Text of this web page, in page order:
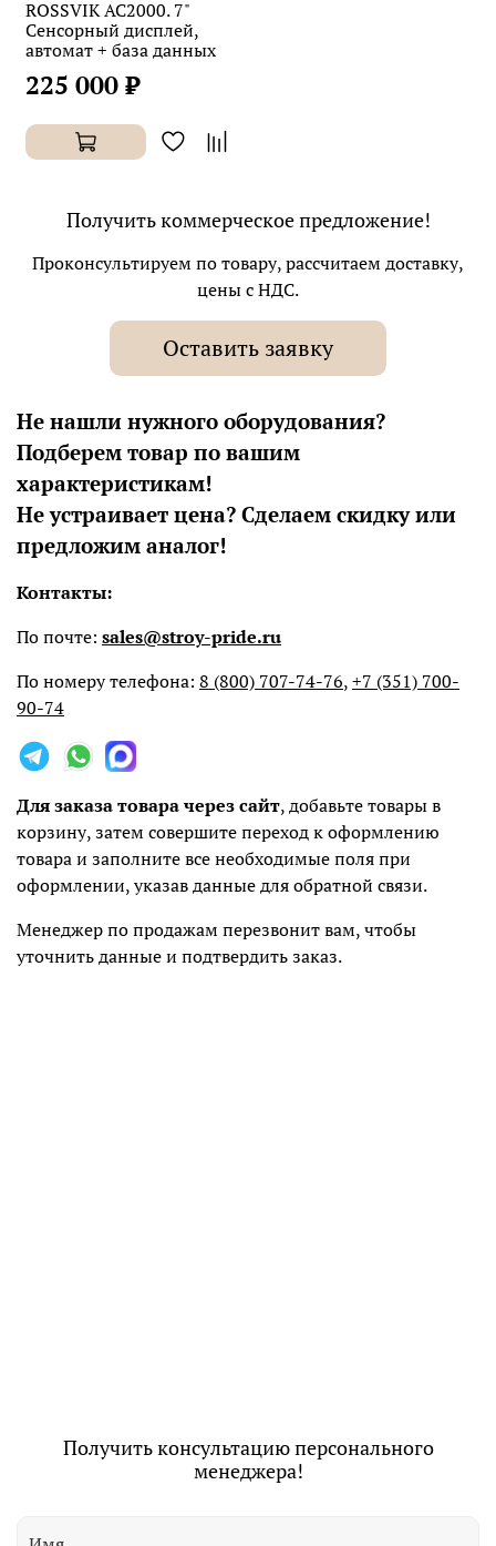
ROSSVIK АС2000. 7"
Сенсорный дисплей,
автомат + база данных
225 000 ₽
Получить коммерческое предложение!
Проконсультируем по товару, рассчитаем доставку,
цены с НДС.
Оставить заявку
Не нашли нужного оборудования?
Подберем товар по вашим
характеристикам!
Не устраивает цена? Сделаем скидку или
предложим аналог!
Контакты:
По почте: sales@stroy-pride.ru
По номеру телефона: 8 (800) 707-74-76,+7 (351) 700-
90-74
Для заказа товара через сайт, добавьте товары в
корзину, затем совершите переход к оформлению
товара и заполните все необходимые поля при
оформлении, указав данные для обратной связи.
Менеджер по продажам перезвонит вам, чтобы
уточнить данные и подтвердить заказ.
Получить консультацию персонального
менеджера!